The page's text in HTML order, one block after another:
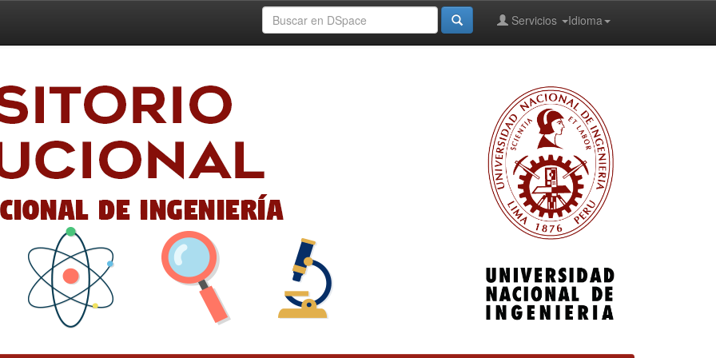
Idioma
Servicios